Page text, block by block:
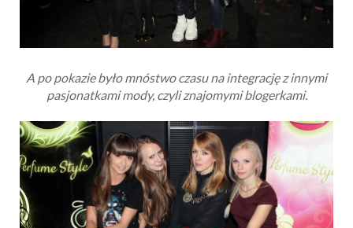
A po pokazie było mnóstwo czasu na integrację z innymi
pasjonatkami mody, czyli znajomymi blogerkami.